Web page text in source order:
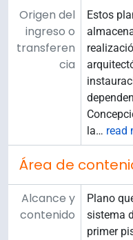
Origen del
ingreso o
transferen
cia
Estos
la… read
Área de
Alcance y
contenido
Plano
sistema
primer